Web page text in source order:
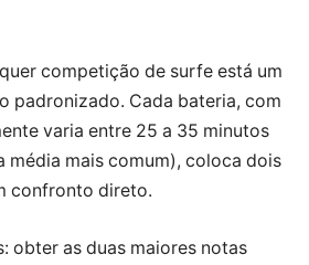
competição de surfe está um
padronizado. Cada bateria, com
varia entre 25 a 35 minutos
média mais comum), coloca dois
confronto direto.
obter as duas maiores notas